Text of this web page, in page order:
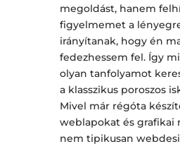
megoldást, hanem
figyelmemet a
irányítanak, hogy én
fedezhessem fel. Így
olyan tanfolyamot
a klasszikus poroszos
Mivel már régóta
weblapokat és grafikai
nem tipikusan